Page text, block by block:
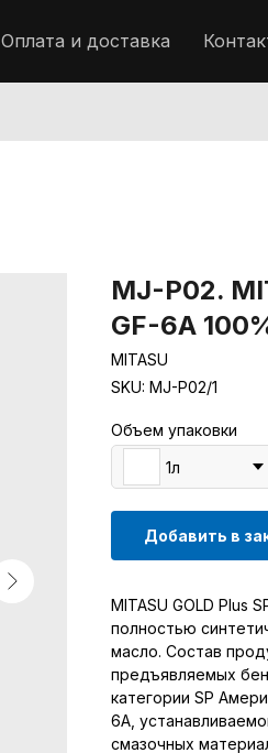
Оплата и доставка
MJ-P02.
GF-6A
MITASU
SKU: MJ-P02/1
Объем упаковки
1л
Добавить в
MITASU GOLD Plus
полностью
масло. Состав
предъявляемых
категории SP
6A,
смазочных